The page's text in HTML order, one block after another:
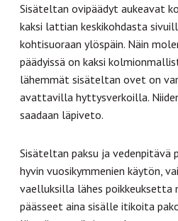
Sisäteltan ovipäädyt aukeavat
kaksi lattian keskikohdasta
kohtisuoraan ylöspäin. Näin
päädyissä on kaksi
lähemmät sisäteltan ovet on
avattavilla hyttysverkoilla.
saadaan läpiveto.
Sisäteltan paksu ja vedenpitävä
hyvin vuosikymmenien käytön,
vaelluksilla lähes poikkeuksetta
päässeet aina sisälle itikoita